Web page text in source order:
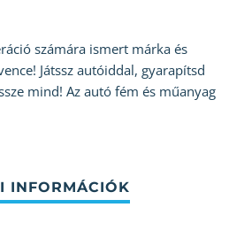
számára ismert márka és
Játssz autóiddal, gyarapítsd
mind! Az autó fém és műanyag